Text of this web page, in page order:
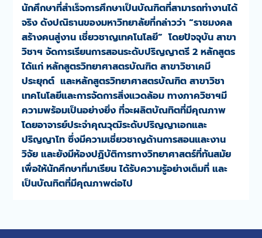
นักศึกษาที่สำเร็จการศึกษาเป็นบัณฑิตที่สามารถทำงานได้
จริง ดังปณิธานของมหาวิทยาลัยที่กล่าวว่า “ราชมงคล
สร้างคนสู่งาน เชี่ยวชาญเทคโนโลยี”โดยปัจจุบัน สาขา
วิชาฯ จัดการเรียนการสอนระดับปริญญาตรี 2 หลักสูตร
ได้แก่ หลักสูตรวิทยาศาสตรบัณฑิต สาขาวิชาเคมี
ประยุกต์ และหลักสูตรวิทยาศาสตรบัณฑิต สาขาวิชา
เทคโนโลยีและการจัดการสิ่งแวดล้อม ทางภาควิชาฯมี
ความพร้อมเป็นอย่างยิ่ง ที่จะผลิตบัณทิตที่มีคุณภาพ
โดยอาจารย์ประจำคุณวุฒิระดับปริญญาเอกและ
ปริญญาโท ซึ่งมีความเชี่ยวชาญด้านการสอนและงาน
วิจัย และยังมีห้องปฏิบัติการทางวิทยาศาสตร์ที่ทันสมัย
เพื่อให้นักศึกษาที่มาเรียน ได้รับความรู้อย่างเต็มที่ และ
เป็นบัณทิตที่มีคุณภาพต่อไป